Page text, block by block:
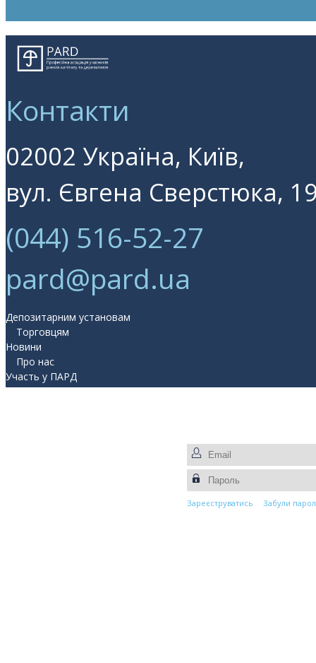
Контакти
02002 Україна, Київ,
вул. Євгена Сверстюка,
(044) 516-52-27
pard@pard.ua
Депозитарним установам
Торговцям
Новини
Про нас
Участь у ПАРД
Прес-центр
Зареєструватись Забули